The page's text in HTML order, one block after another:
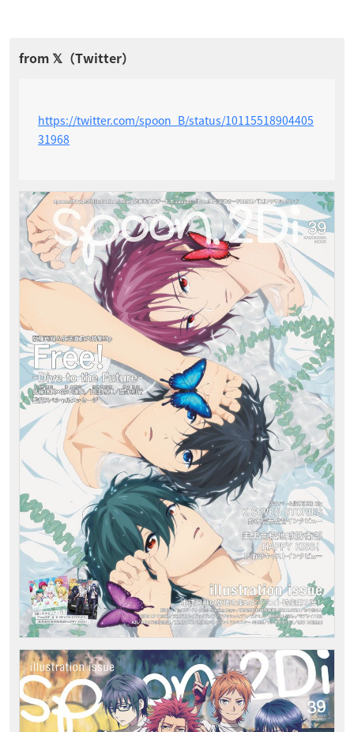
https://twitter.com/spoon_B/status/10115518904405
31968